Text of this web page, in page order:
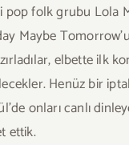
pop folk grubu Lola
Maybe
elbette ilk
Henüz bir
onları canlı
ettik.